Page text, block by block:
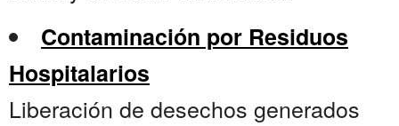
Contaminación por Residuos
Hospitalarios
Liberación de desechos generados